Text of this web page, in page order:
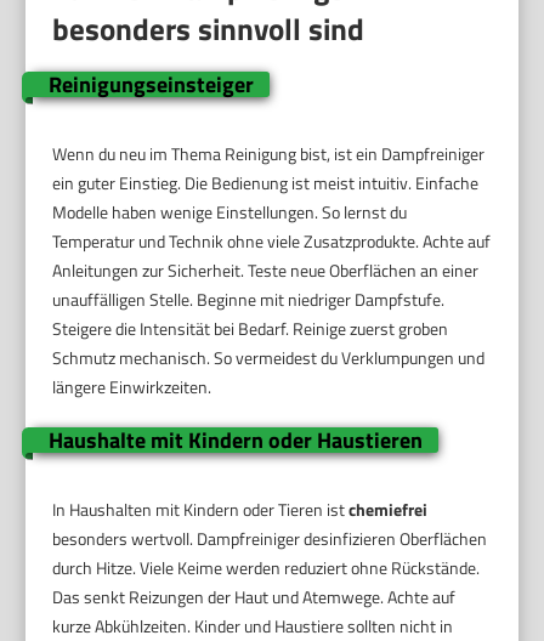
besonders sinnvoll sind
Reinigungseinsteiger
Wenn du neu im Thema Reinigung bist, ist ein Dampfreiniger
ein guter Einstieg. Die Bedienung ist meist intuitiv. Einfache
Modelle haben wenige Einstellungen. So lernst du
Temperatur und Technik ohne viele Zusatzprodukte. Achte auf
Anleitungen zur Sicherheit. Teste neue Oberflächen an einer
unauffälligen Stelle. Beginne mit niedriger Dampfstufe.
Steigere die Intensität bei Bedarf. Reinige zuerst groben
Schmutz mechanisch. So vermeidest du Verklumpungen und
längere Einwirkzeiten.
Haushalte mit Kindern oder Haustieren
In Haushalten mit Kindern oder Tieren istchemiefrei
besonders wertvoll. Dampfreiniger desinfizieren Oberflächen
durch Hitze. Viele Keime werden reduziert ohne Rückstände.
Das senkt Reizungen der Haut und Atemwege. Achte auf
kurze Abkühlzeiten. Kinder und Haustiere sollten nicht in